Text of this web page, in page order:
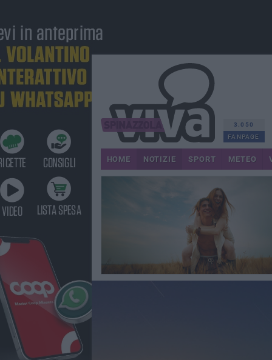
3.050
FANPAGE
HOME NOTIZIE SPORT METEO